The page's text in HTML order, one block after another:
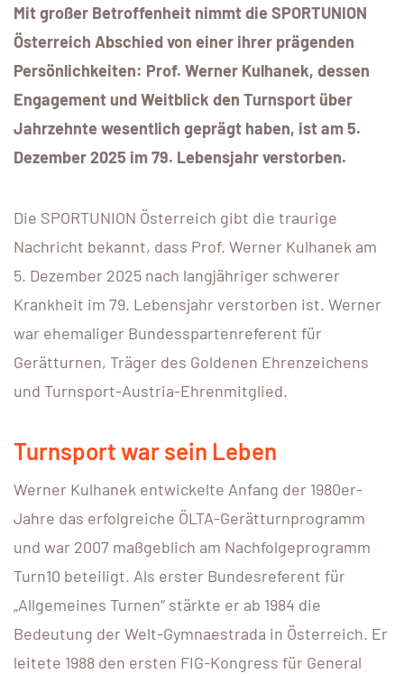
Mit großer Betroffenheit nimmt die SPORTUNION
Österreich Abschied von einer ihrer prägenden
Persönlichkeiten: Prof. Werner Kulhanek, dessen
Engagement und Weitblick den Turnsport über
Jahrzehnte wesentlich geprägt haben, ist am 5.
Dezember 2025 im 79. Lebensjahr verstorben.
Die SPORTUNION Österreich gibt die traurige
Nachricht bekannt, dass Prof. Werner Kulhanek am
5. Dezember 2025 nach langjähriger schwerer
Krankheit im 79. Lebensjahr verstorben ist. Werner
war ehemaliger Bundesspartenreferent für
Gerätturnen, Träger des Goldenen Ehrenzeichens
und Turnsport-Austria-Ehrenmitglied.
Turnsport war sein Leben
Werner Kulhanek entwickelte Anfang der 1980er-
Jahre das erfolgreiche ÖLTA-Gerätturnprogramm
und war 2007 maßgeblich am Nachfolgeprogramm
Turn10 beteiligt. Als erster Bundesreferent für
„Allgemeines Turnen“ stärkte er ab 1984 die
Bedeutung der Welt-Gymnaestrada in Österreich. Er
leitete 1988 den ersten FIG-Kongress für General